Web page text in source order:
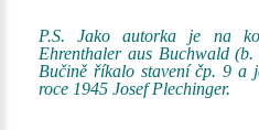
P.S. Jako autorka je na
Ehrenthaler aus Buchwald
Bučině říkalo stavení čp. 9 a
roce 1945 Josef Plechinger.